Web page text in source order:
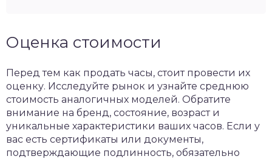
Оценка стоимости
Перед тем как продать часы, стоит провести их
оценку. Исследуйте рынок и узнайте среднюю
стоимость аналогичных моделей. Обратите
внимание на бренд, состояние, возраст и
уникальные характеристики ваших часов. Если у
вас есть сертификаты или документы,
подтверждающие подлинность, обязательно